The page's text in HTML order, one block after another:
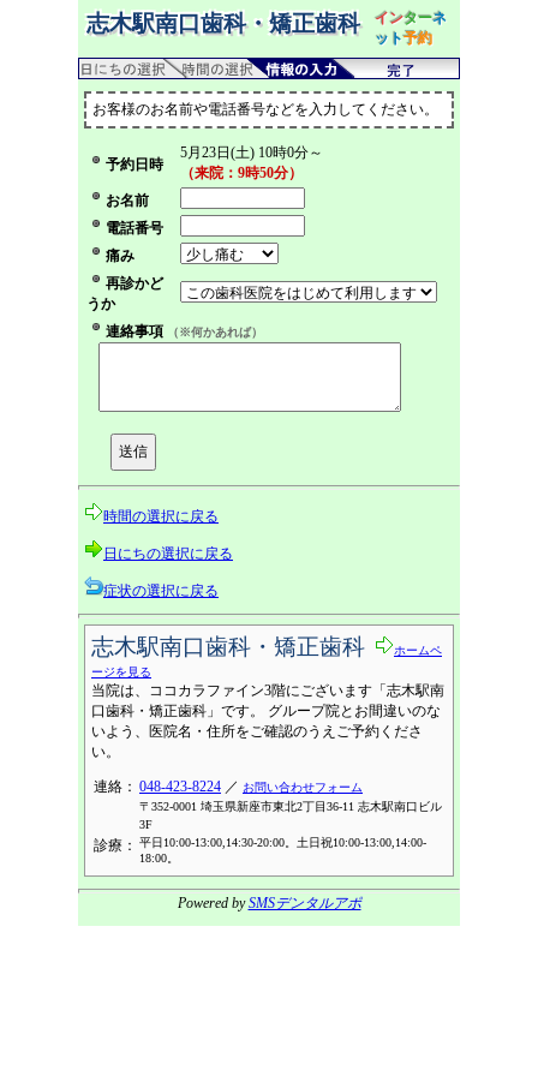
志木駅南口歯科・矯正歯科 インターネ
ット予約
お客様のお名前や電話番号などを入力してください。
予約日時
5月23日(土) 10時0分～
（来院：9時50分）
お名前
電話番号
痛み
再診かど
うか
連絡事項
（※何かあれば）
時間の選択に戻る
日にちの選択に戻る
症状の選択に戻る
志木駅南口歯科・矯正歯科
ホームペ
ージを見る
当院は、ココカラファイン3階にございます「志木駅南
口歯科・矯正歯科」です。 グループ院とお間違いのな
いよう、医院名・住所をご確認のうえご予約くださ
い。
連絡： 048-423-8224 ／ お問い合わせフォーム
〒352-0001 埼玉県新座市東北2丁目36-11 志木駅南口ビル
3F
診療：
平日10:00-13:00,14:30-20:00。土日祝10:00-13:00,14:00-
18:00。
Powered bySMSデンタルアポ